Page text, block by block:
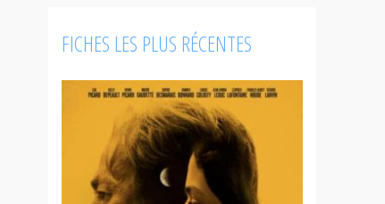
FICHES LES PLUS RÉCENTES